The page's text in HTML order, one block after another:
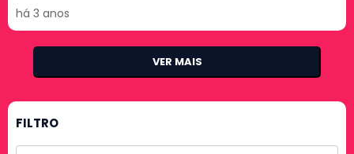
há 3 anos
VER MAIS
FILTRO